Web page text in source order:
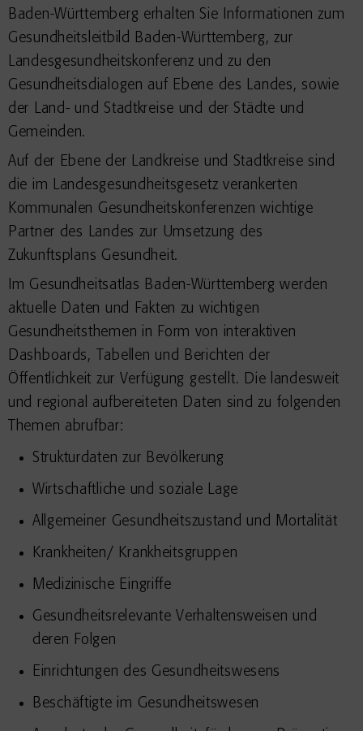
Baden-Württemberg erhalten Sie Informationen zum
Gesundheitsleitbild Baden-Württemberg, zur
Landesgesundheitskonferenz und zu den
Gesundheitsdialogen auf Ebene des Landes, sowie
der Land- und Stadtkreise und der Städte und
Gemeinden.
Auf der Ebene der Landkreise und Stadtkreise sind
die im Landesgesundheitsgesetz verankerten
Kommunalen Gesundheitskonferenzen wichtige
Partner des Landes zur Umsetzung des
Zukunftsplans Gesundheit.
Im Gesundheitsatlas Baden-Württemberg werden
aktuelle Daten und Fakten zu wichtigen
Gesundheitsthemen in Form von interaktiven
Dashboards, Tabellen und Berichten der
Öffentlichkeit zur Verfügung gestellt. Die landesweit
und regional aufbereiteten Daten sind zu folgenden
Themen abrufbar:
Strukturdaten zur Bevölkerung
Wirtschaftliche und soziale Lage
Allgemeiner Gesundheitszustand und Mortalität
Krankheiten/ Krankheitsgruppen
Medizinische Eingriffe
Gesundheitsrelevante Verhaltensweisen und
deren Folgen
Einrichtungen des Gesundheitswesens
Beschäftigte im Gesundheitswesen